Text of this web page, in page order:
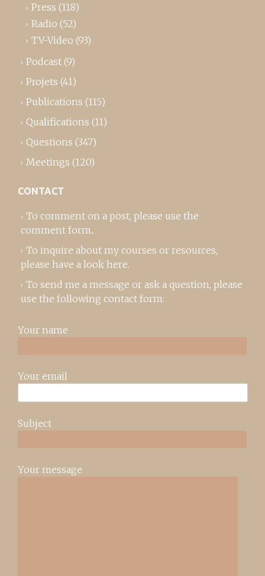
Press (118)
Radio (52)
TV-Video (93)
Podcast (9)
Projets (41)
Publications (115)
Qualifications (11)
Questions (347)
Meetings (120)
CONTACT
To comment on a post, please use the
comment form..
To inquire about my courses or resources,
please have a look here.
To send me a message or ask a question, please
use the following contact form:
Your name
Your email
Subject
Your message